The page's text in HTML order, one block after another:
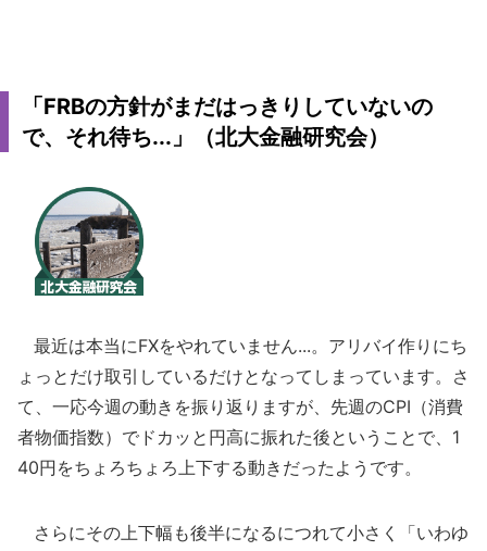
「FRBの方針がまだはっきりしていないの
で、それ待ち...」（北大金融研究会）
最近は本当にFXをやれていません...。アリバイ作りにち
ょっとだけ取引しているだけとなってしまっています。さ
て、一応今週の動きを振り返りますが、先週のCPI（消費
者物価指数）でドカッと円高に振れた後ということで、1
40円をちょろちょろ上下する動きだったようです。
さらにその上下幅も後半になるにつれて小さく「いわゆ